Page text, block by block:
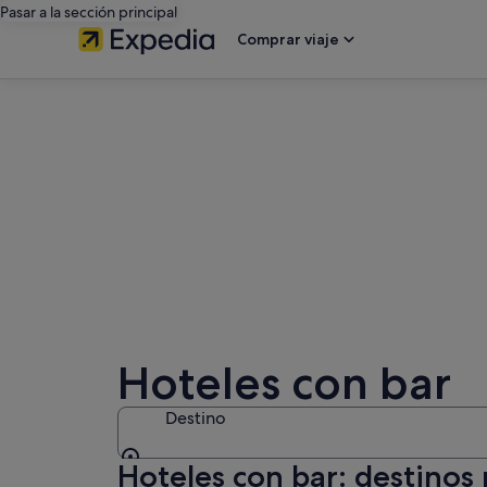
Pasar a la sección principal
Comprar viaje
Hoteles con bar
Destino
Destino
Hoteles con bar: destinos